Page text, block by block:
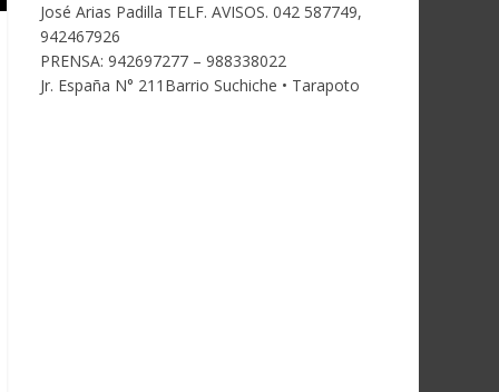
José Arias Padilla TELF. AVISOS. 042 587749,
942467926
PRENSA: 942697277 – 988338022
Jr. España N° 211Barrio Suchiche • Tarapoto